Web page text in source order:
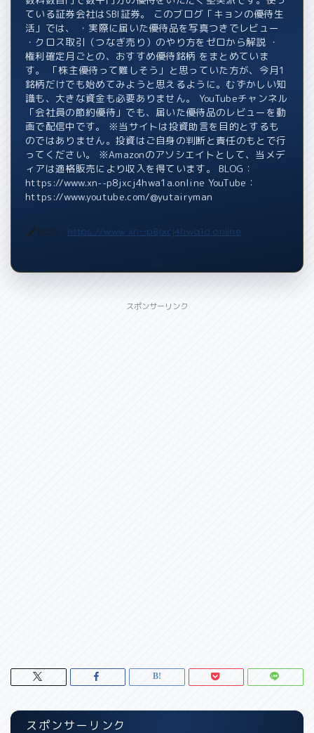
ている証券会社はSBI証券。 このブログ「キョンの優待生
活」では、 ・実際に届いた優待品を写真つきでレビュー
・クロス取引（つなぎ売り）のやり方をゼロから解説 ・
権利確定月ごとの、おすすめ優待銘柄 をまとめていま
す。 「株主優待って難しそう」と思っていた方が、今月1
銘柄だけでも始めてみようと思えるように。むずかしい知
識も、大きな資金も必要ありません。 YouTubeチャンネル
「会社員の節約優待」でも、届いた優待品のレビューを動
画で配信中です。 ※当サイトは投資助言を目的とするも
のではありません。投資はご自身の判断と責任のもとで行
ってください。 ※Amazonのアソシエイトとして、当メデ
ィアは適格販売により収入を得ています。 BLOG：
https://www.xn--p8jxcj4hwa1a.online YouTube：
https://www.youtube.com/@yutairyman
BLOG： https://www.xn--p8jxcj4hwa1a.online
スポンサーリンク
スポンサーリンク